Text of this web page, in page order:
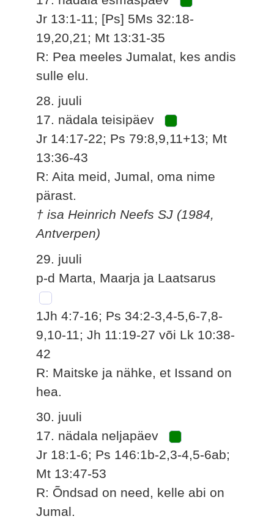
Jr 13:1-11; [Ps] 5Ms 32:18-
19,20,21; Mt 13:31-35
R: Pea meeles Jumalat, kes andis
sulle elu.
28. juuli
17. nädala teisipäev
Jr 14:17-22; Ps 79:8,9,11+13; Mt
13:36-43
R: Aita meid, Jumal, oma nime
pärast.
† isa Heinrich Neefs SJ (1984,
Antverpen)
29. juuli
p-d Marta, Maarja ja Laatsarus
1Jh 4:7-16; Ps 34:2-3,4-5,6-7,8-
9,10-11; Jh 11:19-27 või Lk 10:38-
42
R: Maitske ja nähke, et Issand on
hea.
30. juuli
17. nädala neljapäev
Jr 18:1-6; Ps 146:1b-2,3-4,5-6ab;
Mt 13:47-53
R: Õndsad on need, kelle abi on
Jumal.